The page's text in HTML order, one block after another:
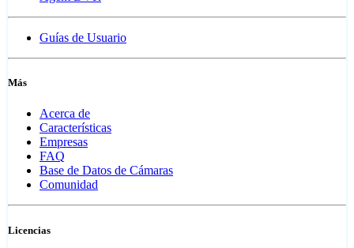
Guías de Usuario
Más
Acerca de
Características
Empresas
FAQ
Base de Datos de Cámaras
Comunidad
Licencias